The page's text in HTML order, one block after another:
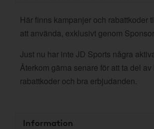
Här finns kampanjer och rabattkoder
att använda, exklusivt genom
Just nu har inte JD Sports några
Återkom gärna senare för att ta del av
rabattkoder och bra erbjudanden.
Information